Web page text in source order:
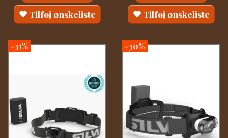
Tilføj ønskeliste Tilføj ønskeliste
-31% -30%